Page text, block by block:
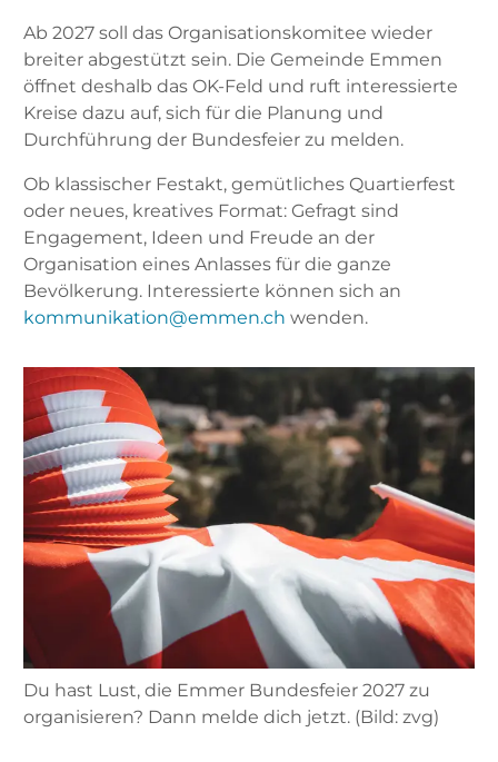
Ab 2027 soll das Organisationskomitee wieder
breiter abgestützt sein. Die Gemeinde Emmen
öffnet deshalb das OK-Feld und ruft interessierte
Kreise dazu auf, sich für die Planung und
Durchführung der Bundesfeier zu melden.
Ob klassischer Festakt, gemütliches Quartierfest
oder neues, kreatives Format: Gefragt sind
Engagement, Ideen und Freude an der
Organisation eines Anlasses für die ganze
Bevölkerung. Interessierte können sich an
kommunikation@emmen.ch wenden.
Du hast Lust, die Emmer Bundesfeier 2027 zu
organisieren? Dann melde dich jetzt. (Bild: zvg)